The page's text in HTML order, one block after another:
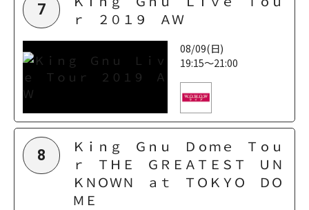
7
ｒ ２０１９ ＡＷ
08/09(日)
19:15～21:00
8
Ｋｉｎｇ Ｇｎｕ Ｄｏｍｅ Ｔｏｕ
ｒ ＴＨＥ ＧＲＥＡＴＥＳＴ ＵＮ
ＫＮＯＷＮ ａｔ ＴＯＫＹＯ ＤＯ
ＭＥ